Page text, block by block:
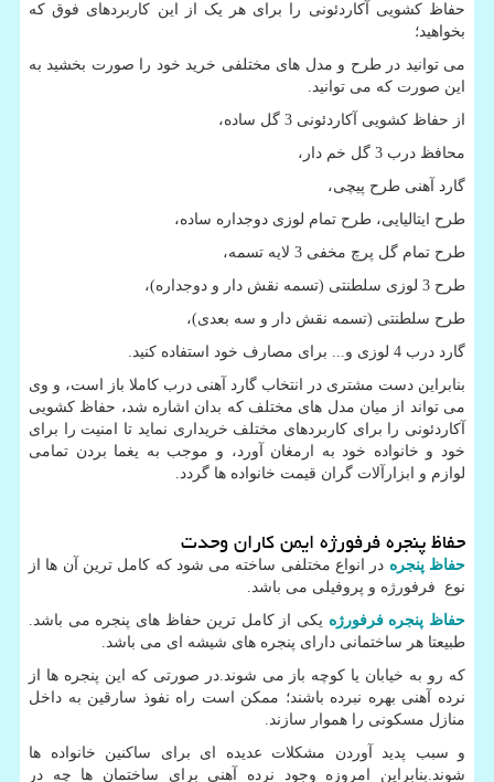
حفاظ کشویی آکاردئونی را برای هر یک از این کاربردهای فوق که
بخواهید؛
می توانید در طرح و مدل های مختلفی خرید خود را صورت بخشید به
این صورت که می توانید.
از حفاظ کشویی آکاردئونی 3 گل ساده،
محافظ درب 3 گل خم دار،
گارد آهنی طرح پیچی،
طرح ایتالیایی، طرح تمام لوزی دوجداره ساده،
طرح تمام گل پرچ مخفی 3 لایه تسمه،
طرح 3 لوزی سلطنتی (تسمه نقش دار و دوجداره)،
طرح سلطنتی (تسمه نقش دار و سه بعدی)،
گارد درب 4 لوزی و... برای مصارف خود استفاده کنید.
بنابراین دست مشتری در انتخاب گارد آهنی درب کاملا باز است، و وی
می تواند از میان مدل های مختلف که بدان اشاره شد، حفاظ کشویی
آکاردئونی را برای کاربردهای مختلف خریداری نماید تا امنیت را برای
خود و خانواده خود به ارمغان آورد، و موجب به یغما بردن تمامی
لوازم و ابزارآلات گران قیمت خانواده ها گردد.
حفاظ پنجره فرفورژه ایمن کاران وحدت
حفاظ پنجره در انواع مختلفی ساخته می شود که کامل ترین آن ها از
نوع فرفورژه و پروفیلی می باشد.
حفاظ پنجره فرفورژه یکی از کامل ترین حفاظ های پنجره می باشد.
طبیعتا هر ساختمانی دارای پنجره های شیشه ای می باشد.
که رو به خیابان یا کوچه باز می شوند.در صورتی که این پنجره ها از
نرده آهنی بهره نبرده باشند؛ ممکن است راه نفوذ سارقین به داخل
منازل مسکونی را هموار سازند.
و سبب پدید آوردن مشکلات عدیده ای برای ساکنین خانواده ها
شوند.بنابراین امروزه وجود نرده آهنی برای ساختمان ها چه در